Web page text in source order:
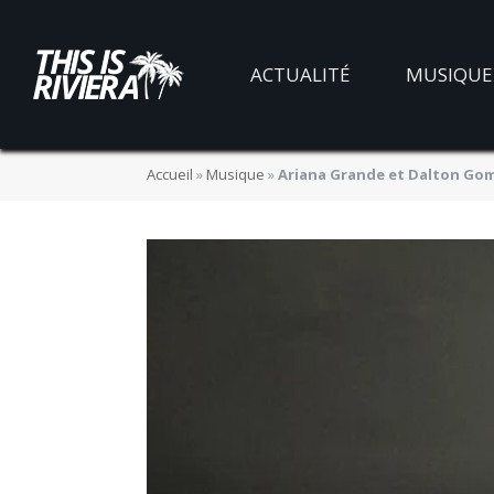
ACTUALITÉ MUSIQUE
Accueil » Musique »Ariana Grande et Dalton